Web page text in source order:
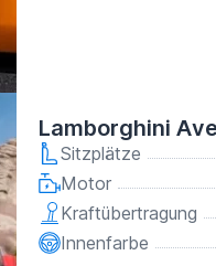
Lamborghini
Sitzplätze
Motor
Kraftübertragung
Innenfarbe